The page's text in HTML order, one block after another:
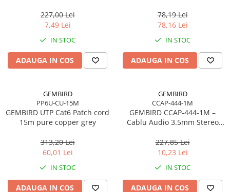
227,00 Lei
7,49 Lei
IN STOC
ADAUGA IN COS
78,19 Lei
78,16 Lei
IN STOC
ADAUGA IN COS
GEMBIRD
PP6U-CU-15M
GEMBIRD UTP Cat6 Patch cord
15m pure copper grey
313,20 Lei
60,01 Lei
IN STOC
ADAUGA IN COS
GEMBIRD
CCAP-444-1M
GEMBIRD CCAP‑444‑1M –
Cablu Audio 3.5mm Stereo
227,85 Lei
10,23 Lei
IN STOC
ADAUGA IN COS